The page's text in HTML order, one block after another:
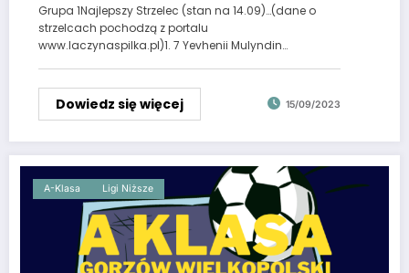
Grupa 1Najlepszy Strzelec (stan na 14.09)…(dane o
strzelcach pochodzą z portalu
www.laczynaspilka.pl)1. 7 Yevhenii Mulyndin…
Dowiedz się więcej 15/09/2023
A-Klasa Ligi Niższe